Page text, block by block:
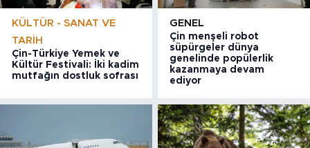
KÜLTÜR - SANAT VE
TARIH
Çin-Türkiye Yemek ve
Kültür Festivali: İki kadim
mutfağın dostluk sofrası
GENEL
Çin menşeli robot
süpürgeler dünya
genelinde popülerlik
kazanmaya devam
ediyor